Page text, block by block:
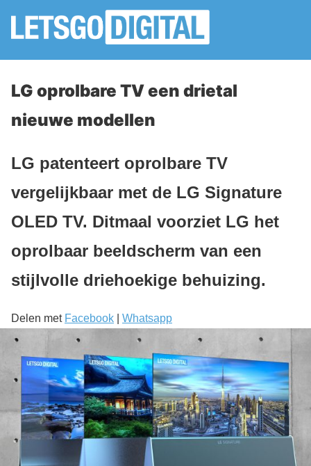
LG oprolbare TV een drietal
nieuwe modellen
LG patenteert oprolbare TV
vergelijkbaar met de LG Signature
OLED TV. Ditmaal voorziet LG het
oprolbaar beeldscherm van een
stijlvolle driehoekige behuizing.
Delen met Facebook Whatsapp